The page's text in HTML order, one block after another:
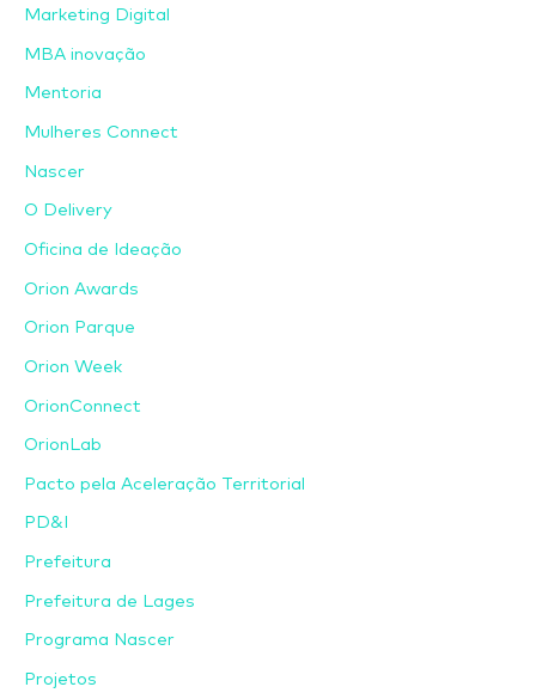
Marketing Digital
MBA inovação
Mentoria
Mulheres Connect
Nascer
O Delivery
Oficina de Ideação
Orion Awards
Orion Parque
Orion Week
OrionConnect
OrionLab
Pacto pela Aceleração Territorial
PD&I
Prefeitura
Prefeitura de Lages
Programa Nascer
Projetos